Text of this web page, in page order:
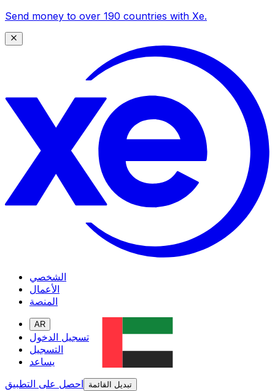
Send money to over 190 countries with Xe.
الشخصي
الأعمال
المنصة
AR
تسجيل الدخول
التسجيل
يساعد
احصل على التطبيق
تبديل القائمة